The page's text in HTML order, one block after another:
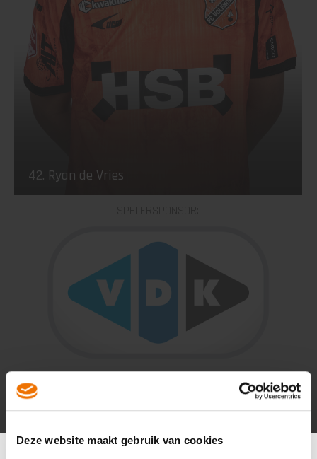
Deze website maakt gebruik van cookies
42. Ryan de Vries